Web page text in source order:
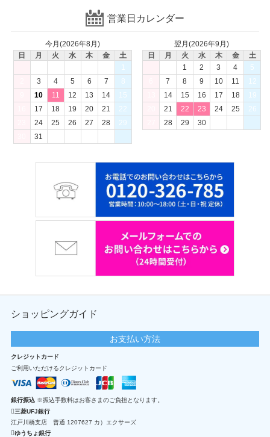
営業日カレンダー
今月(2026年8月)
日
月 火 水 木 金
土
1
3 4 5 6 7
8
10 11 12 13 14
15
17 18 19 20 21
22
24 25 26 27 28
29
31
翌月(2026年9月)
日
月 火 水 木 金
土
1
2 3 4
5
7 8 9 10 11
12
14 15 16 17 18
19
21 22 23 24 25
26
28 29 30
ショッピングガイド
お支払い方法
クレジットカード
ご利用いただけるクレジットカード
銀行振込 ※振込手数料はお客さまのご負担となります。
三菱UFJ銀行
江戸川橋支店 普通 1207627 カ）エクサーズ
ゆうちょ銀行